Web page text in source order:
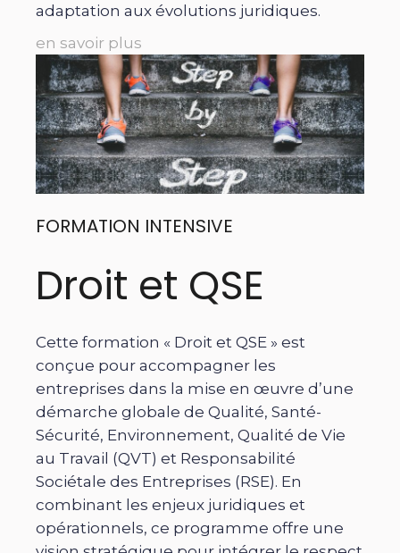
adaptation aux évolutions juridiques.
en savoir plus
FORMATION INTENSIVE
Droit et QSE
Cette formation « Droit et QSE » est
conçue pour accompagner les
entreprises dans la mise en œuvre d’une
démarche globale de Qualité, Santé-
Sécurité, Environnement, Qualité de Vie
au Travail (QVT) et Responsabilité
Sociétale des Entreprises (RSE). En
combinant les enjeux juridiques et
opérationnels, ce programme offre une